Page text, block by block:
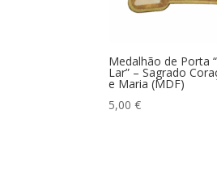
Medalhão de Porta
Lar” – Sagrado
e Maria (MDF)
5,00€